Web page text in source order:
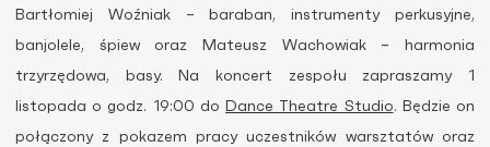
Bartłomiej Woźniak – baraban, instrumenty perkusyjne,
banjolele, śpiew oraz Mateusz Wachowiak – harmonia
trzyrzędowa, basy. Na koncert zespołu zapraszamy 1
listopada o godz. 19:00 do Dance Theatre Studio. Będzie on
połączony z pokazem pracy uczestników warsztatów oraz